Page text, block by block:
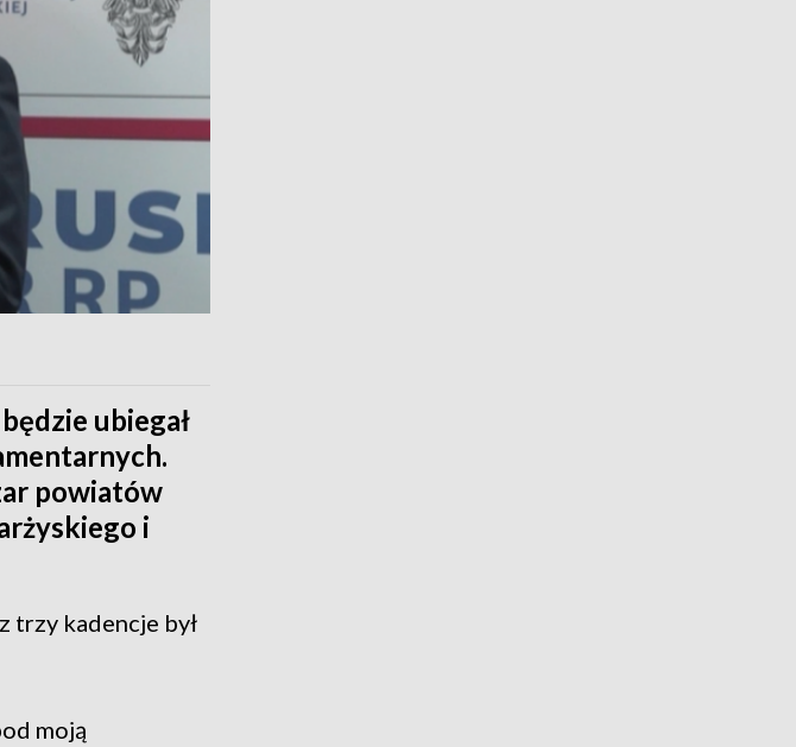
ubiegał
powiatów
i
trzy kadencje był
moją